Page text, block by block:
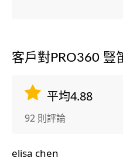
客戶對PRO360 豎
平均4.88
92 則評論
elisa chen